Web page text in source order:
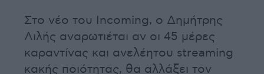
Στο νέο του Incoming, ο Δημήτρης
Λιλής αναρωτιέται αν οι 45 μέρες
καραντίνας και ανελέητου streaming
κακής ποιότητας, θα αλλάξει τον